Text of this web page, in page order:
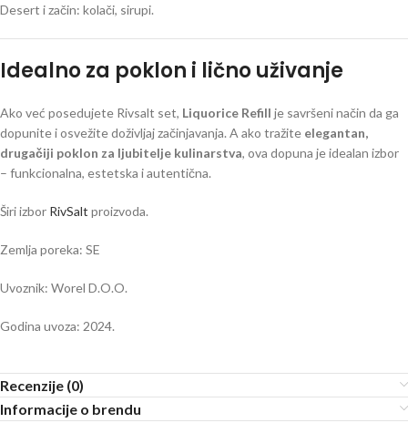
Desert i začin: kolači, sirupi.
Idealno za poklon i lično uživanje
Ako već posedujete Rivsalt set, Liquorice Refill je savršeni način da ga
dopunite i osvežite doživljaj začinjavanja. A ako tražite elegantan,
drugačiji poklon za ljubitelje kulinarstva, ova dopuna je idealan izbor
– funkcionalna, estetska i autentična.
Širi izbor RivSalt proizvoda.
Zemlja poreka: SE
Uvoznik: Worel D.O.O.
Godina uvoza: 2024.
Recenzije (0)
Informacije o brendu